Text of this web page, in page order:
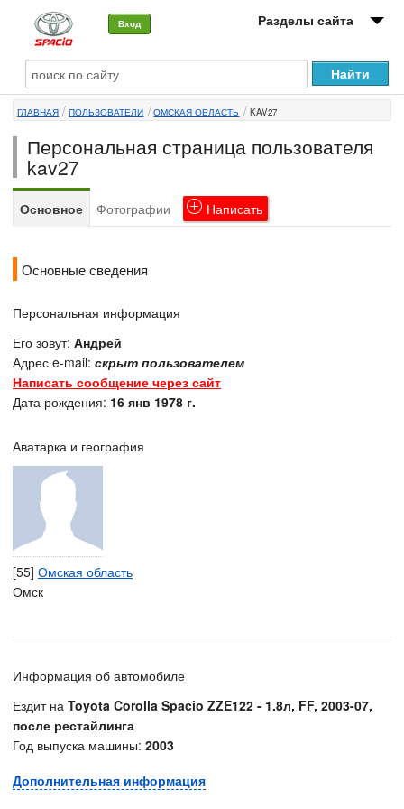
Вход Разделы сайта
О машине
Автоклуб
Форумы
Сервисы и услуги
ГЛАВНАЯ ПОЛЬЗОВАТЕЛИ ОМСКАЯ ОБЛАСТЬ KAV27
Персональная страница пользователя
kav27
Основное Фотографии Написать
Основные сведения
Персональная информация
Его зовут: Андрей
Адрес e-mail: скрыт пользователем
Написать сообщение через сайт
Дата рождения: 16 янв 1978 г.
Аватарка и география
[55] Омская область
Омск
Информация об автомобиле
Ездит на Toyota Corolla Spacio ZZE122 - 1.8л, FF, 2003-07,
после рестайлинга
Год выпуска машины: 2003
Дополнительная информация